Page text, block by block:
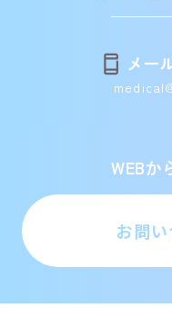
メー
WEBか
お問